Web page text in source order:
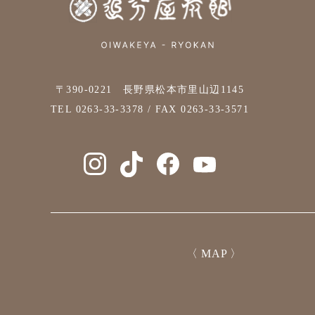
〒390-0221 長野県松本市里山辺1145
TEL 0263-33-3378 / FAX 0263-33-3571
〈 MAP 〉